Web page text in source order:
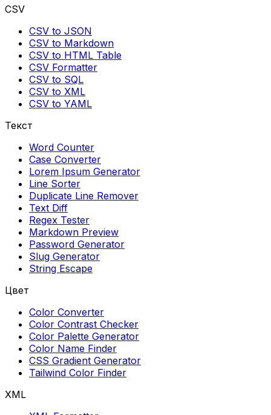
CSV
CSV to JSON
CSV to Markdown
CSV to HTML Table
CSV Formatter
CSV to SQL
CSV to XML
CSV to YAML
Текст
Word Counter
Case Converter
Lorem Ipsum Generator
Line Sorter
Duplicate Line Remover
Text Diff
Regex Tester
Markdown Preview
Password Generator
Slug Generator
String Escape
Цвет
Color Converter
Color Contrast Checker
Color Palette Generator
Color Name Finder
CSS Gradient Generator
Tailwind Color Finder
XML